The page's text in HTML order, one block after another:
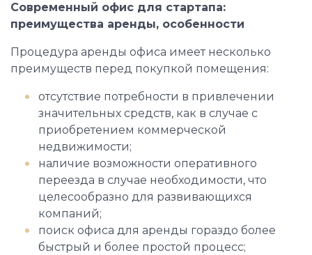
Современный офис для стартапа:
преимущества аренды, особенности
Процедура аренды офиса имеет несколько
преимуществ перед покупкой помещения:
отсутствие потребности в привлечении
значительных средств, как в случае с
приобретением коммерческой
недвижимости;
наличие возможности оперативного
переезда в случае необходимости, что
целесообразно для развивающихся
компаний;
поиск офиса для аренды гораздо более
быстрый и более простой процесс;